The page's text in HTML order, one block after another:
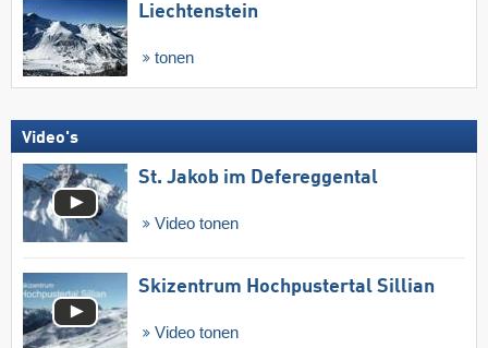
Liechtenstein
tonen
Video's
St. Jakob im Defereggental
Video tonen
Skizentrum Hochpustertal Sillian
Video tonen